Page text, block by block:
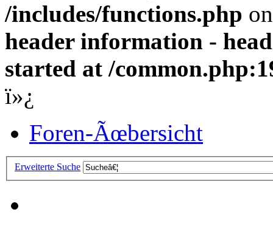
/includes/functions.php
header information -
started at /
ï»¿
Foren-Ãœbersicht
Erweiterte Suche